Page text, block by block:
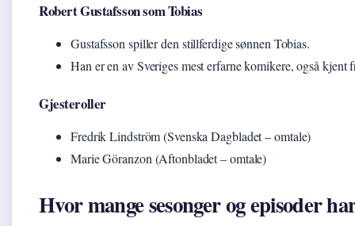
Robert Gustafsson som Tobias
Gustafsson spiller den stillferdige sønnen Tobias.
Han er en av Sveriges mest erfarne komikere, også kjent
Gjesteroller
Fredrik Lindström (Svenska Dagbladet – omtale)
Marie Göranzon (Aftonbladet – omtale)
Hvor mange sesonger og episoder